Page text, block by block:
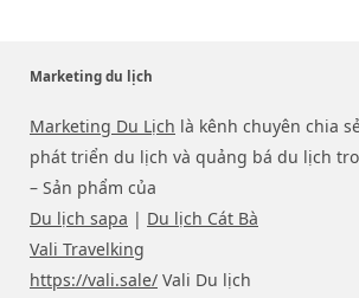
Marketing du lịch
Marketing Du Lịch là kênh chuyên chia
phát triển du lịch và quảng bá du lịch
– Sản phẩm của
Du lịch sapa | Du lịch Cát Bà
Vali Travelking
https://vali.sale/ Vali Du lịch